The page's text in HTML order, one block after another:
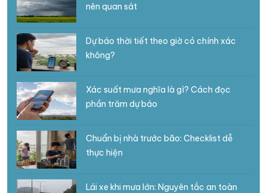
nên quan sát
Dự báo thời tiết theo giờ có chính xác
không?
Xác suất mưa nghĩa là gì? Cách đọc
phần trăm dự báo
Chuẩn bị nhà trước bão: Checklist dễ
thực hiện
Lái xe khi mưa lớn: Nguyên tắc an toàn